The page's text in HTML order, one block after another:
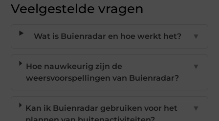
Veelgestelde vragen
Wat is Buienradar en hoe werkt het? ▼
Hoe nauwkeurig zijn de
weersvoorspellingen van Buienradar?
▼
Kan ik Buienradar gebruiken voor het
▼